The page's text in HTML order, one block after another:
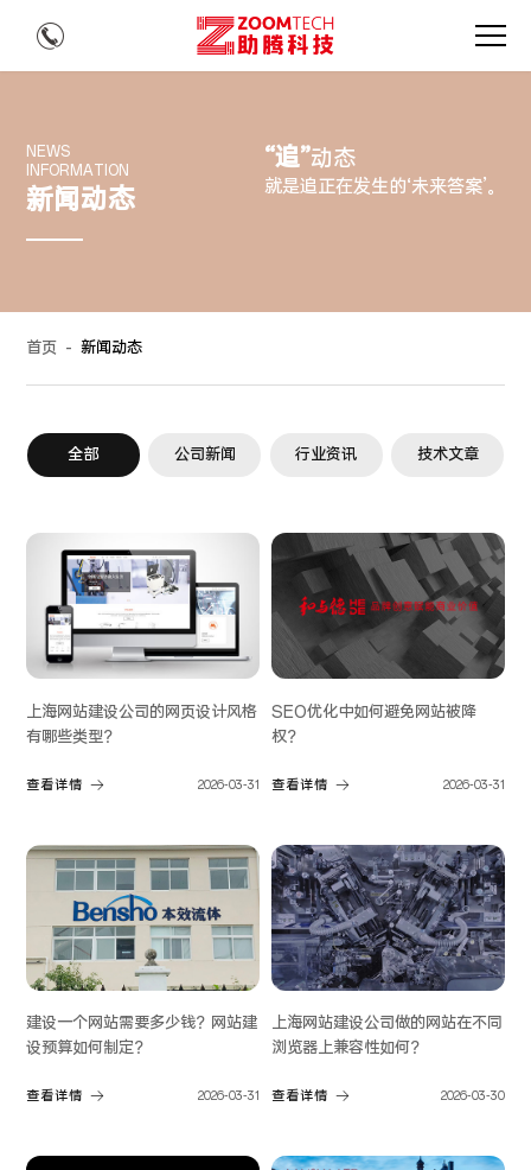
NEWS
INFORMATION
新闻动态
“追”动态
就是追正在发生的‘未来答案’。
首页 - 新闻动态
全部 公司新闻 行业资讯 技术文章
上海网站建设公司的网页设计风格
有哪些类型？
查看详情 2026-03-31
SEO优化中如何避免网站被降
权？
查看详情 2026-03-31
建设一个网站需要多少钱？网站建
设预算如何制定？
查看详情 2026-03-31
上海网站建设公司做的网站在不同
浏览器上兼容性如何？
查看详情 2026-03-30